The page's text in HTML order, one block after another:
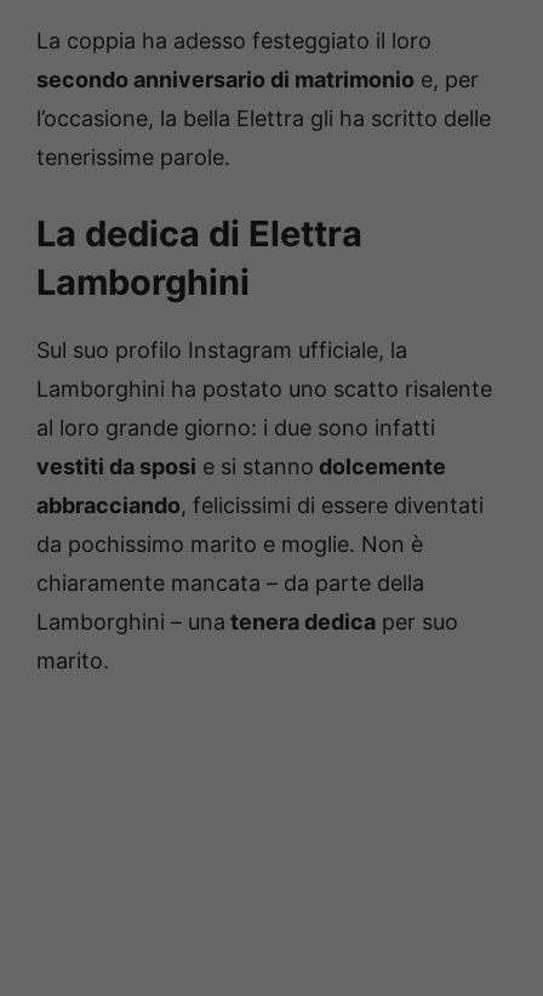
La coppia ha adesso festeggiato il loro
secondo anniversario di matrimonio e, per
l’occasione, la bella Elettra gli ha scritto delle
tenerissime parole.
La dedica di Elettra
Lamborghini
Sul suo profilo Instagram ufficiale, la
Lamborghini ha postato uno scatto risalente
al loro grande giorno: i due sono infatti
vestiti da sposi e si stanno dolcemente
abbracciando, felicissimi di essere diventati
da pochissimo marito e moglie. Non è
chiaramente mancata – da parte della
Lamborghini – una tenera dedica per suo
marito.